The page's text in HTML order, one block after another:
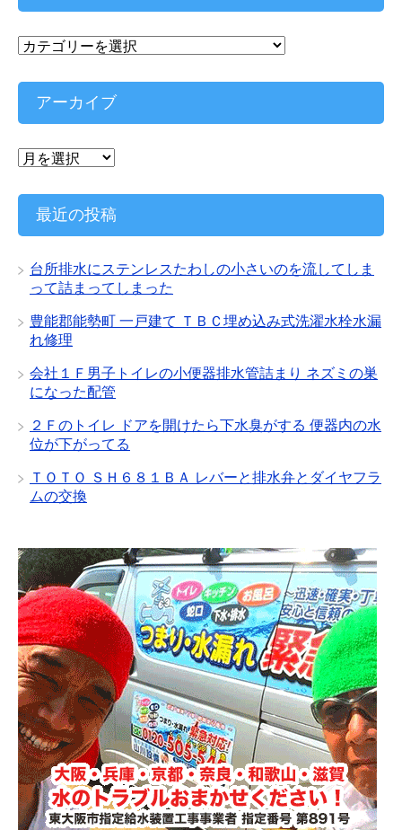
カ
ゴ
ー
アーカイブ
ア
カ
ブ
最近の投稿
台所排水にステンレスたわしの小さいのを流してしま
って詰まってしまった
豊能郡能勢町 一戸建て ＴＢＣ埋め込み式洗濯水栓水漏
れ修理
会社１Ｆ男子トイレの小便器排水管詰まり ネズミの巣
になった配管
２Ｆのトイレ ドアを開けたら下水臭がする 便器内の水
位が下がってる
ＴＯＴＯ ＳＨ６８１ＢＡ レバーと排水弁とダイヤフラ
ムの交換